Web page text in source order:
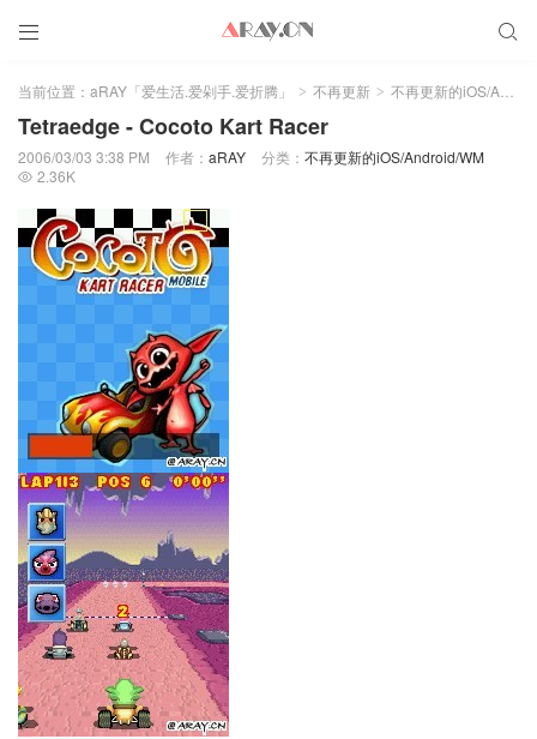
 
当前位置： aRAY「爱生活.爱剁手.爱折腾」 > 不再更新 > 不再更新的iOS/Android/WM
Tetraedge - Cocoto Kart Racer
2006/03/03 3:38 PM 作者： aRAY 分类： 不再更新的iOS/Android/WM
 2.36K